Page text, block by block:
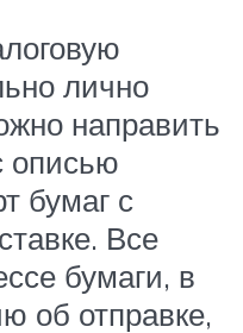
лично
направить
описью
бумаг с
Все
бумаги, в
об отправке,